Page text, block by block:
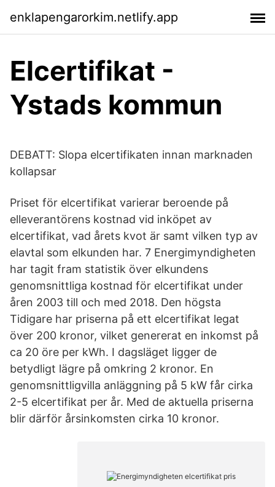
enklapengarorkim.netlify.app
Elcertifikat -
Ystads kommun
DEBATT: Slopa elcertifikaten innan marknaden
kollapsar
Priset för elcertifikat varierar beroende på
elleverantörens kostnad vid inköpet av
elcertifikat, vad årets kvot är samt vilken typ av
elavtal som elkunden har. 7 Energimyndigheten
har tagit fram statistik över elkundens
genomsnittliga kostnad för elcertifikat under
åren 2003 till och med 2018. Den högsta
Tidigare har priserna på ett elcertifikat legat
över 200 kronor, vilket genererat en inkomst på
ca 20 öre per kWh. I dagsläget ligger de
betydligt lägre på omkring 2 kronor. En
genomsnittligvilla anläggning på 5 kW får cirka
2-5 elcertifikat per år. Med de aktuella priserna
blir därför årsinkomsten cirka 10 kronor.